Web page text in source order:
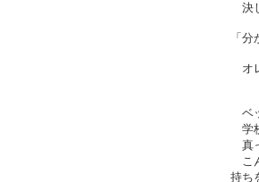
決
「
オ
ベ
学
真
こ
持ち